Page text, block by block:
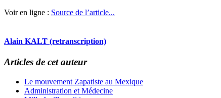
Voir en ligne : Source de l’article...
Alain KALT (retranscription)
Articles de cet auteur
Le mouvement Zapatiste au Mexique
Administration et Médecine